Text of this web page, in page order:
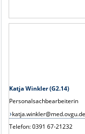
Katja Winkler (G2.14)
Personalsachbearbeiterin
katja.winkler@med.ovgu.de
Telefon: 0391 67-21232